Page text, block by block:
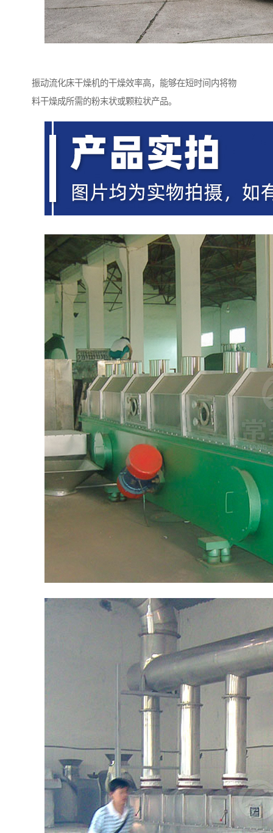
振动流化床干燥机的干燥效率高，能够在短时间内将物
料干燥成所需的粉末状或颗粒状产品。